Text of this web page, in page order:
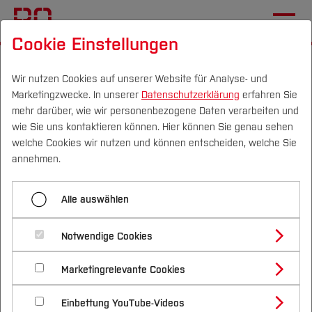
Campus Personen DE|EN Quicklinks
Studium
Studienangebote
Bachelorstudiengänge
Masterstudiengänge
Vor dem Studium
Bewerben & Einschreiben
Bewerbungsportal
Im Studium
Studienbüros und Prüfungen
Nach dem Studium
Forschung & Transfer
Profil
Forschungs- und Transferprofil
Schwerpunkte (FuT)
Beratung & Förderung
Nachhaltigkeit
Nachhaltigkeit studieren
International
Konferenzband der
internationalen Robotik-
Konferenz veröffentlicht
04.09.2024
Maschinenbau (FB M)
Forschung auf internationalem
Niveau: Hochschule Bochum leitete
RIACT 2023
Cookie Einstellungen
Wir nutzen Cookies auf unserer Website für Analyse- und
Marketingzwecke. In unserer Datenschutzerklärung erfahren Sie
mehr darüber, wie wir personenbezogene Daten verarbeiten und
wie Sie uns kontaktieren können. Hier können Sie genau sehen
welche Cookies wir nutzen und können entscheiden, welche Sie
annehmen.
Alle auswählen
Notwendige Cookies
Marketingrelevante Cookies
Einbettung YouTube-Videos